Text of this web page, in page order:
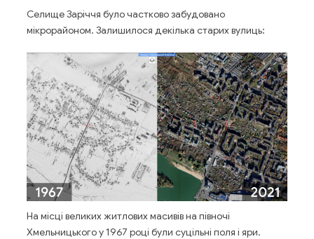
Селище Заріччя було частково забудовано
мікрорайоном. Залишилося декілька старих вулиць:
На місці великих житлових масивів на півночі
Хмельницького у 1967 році були суцільні поля і яри.